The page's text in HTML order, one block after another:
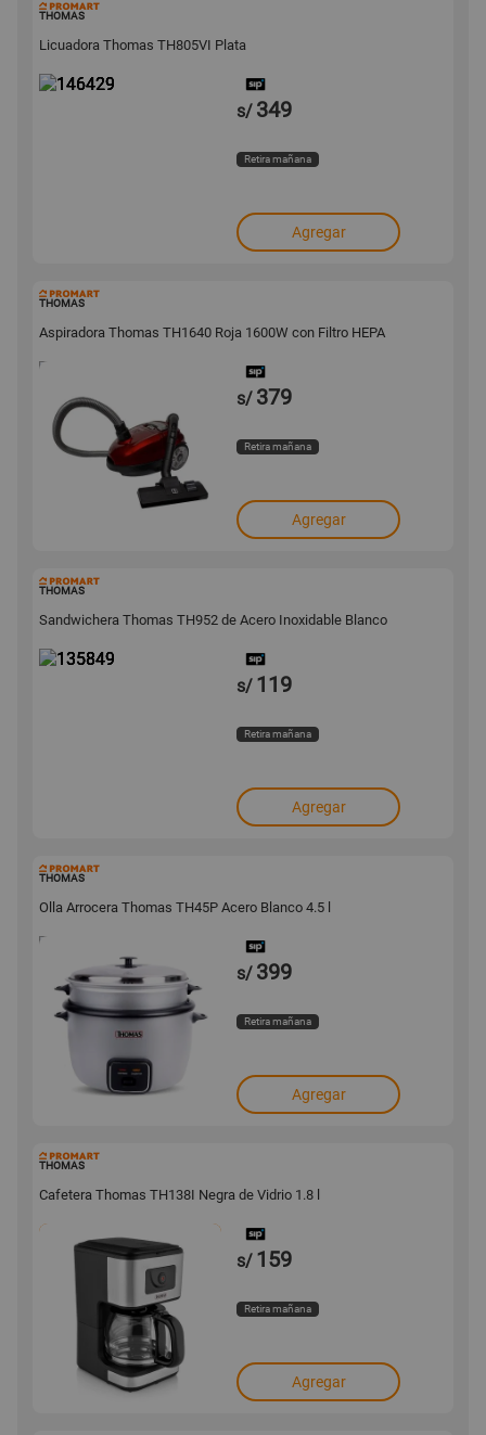
THOMAS
Licuadora Thomas TH805VI Plata
s/ 349
Retira mañana
Agregar
THOMAS
Aspiradora Thomas TH1640 Roja 1600W con Filtro HEPA
s/ 379
Retira mañana
Agregar
THOMAS
Sandwichera Thomas TH952 de Acero Inoxidable Blanco
s/ 119
Retira mañana
Agregar
THOMAS
Olla Arrocera Thomas TH45P Acero Blanco 4.5 l
s/ 399
Retira mañana
Agregar
THOMAS
Cafetera Thomas TH138I Negra de Vidrio 1.8 l
s/ 159
Retira mañana
Agregar